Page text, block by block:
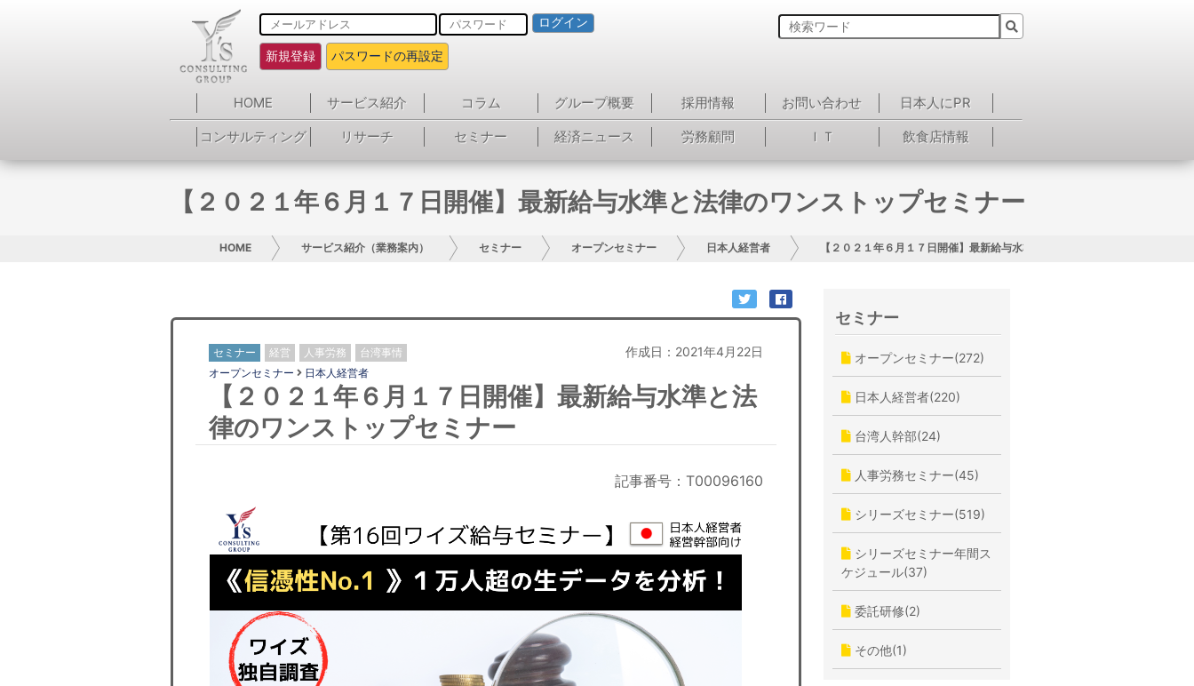
ログイン
新規登録 パスワードの再設定
HOME サービス紹介 コラム グループ概要 採用情報 お問い合わせ
日本人にPR
コンサルティング
リサーチ セミナー 経済ニュース 労務顧問 ＩＴ 飲食店情報
【２０２１年６月１７日開催】最新給与水準と法律のワンストップセミナー
HOME サービス紹介（業務案内） セミナー オープンセミナー 日本人経営者 【２０２１年６月１７日開催】最新給与水準と法律のワンストップセミナー
セミナー 経営 人事労務 台湾事情 作成日：2021年4月22日
オープンセミナー 日本人経営者
【２０２１年６月１７日開催】最新給与水準と法
律のワンストップセミナー
記事番号：T00096160
セミナー
オープンセミナー(272)
日本人経営者(220)
台湾人幹部(24)
人事労務セミナー(45)
シリーズセミナー(519)
シリーズセミナー年間ス
ケジュール(37)
委託研修(2)
その他(1)